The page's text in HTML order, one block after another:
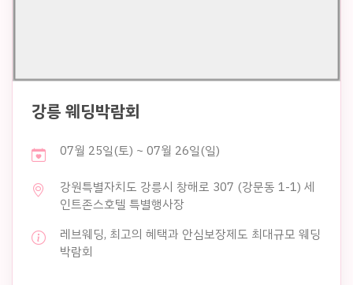
강릉 웨딩박람회
07월 25일(토) ~ 07월 26일(일)
강원특별자치도 강릉시 창해로 307 (강문동 1-1) 세
인트존스호텔 특별행사장
레브웨딩, 최고의 혜택과 안심보장제도 최대규모 웨딩
박람회